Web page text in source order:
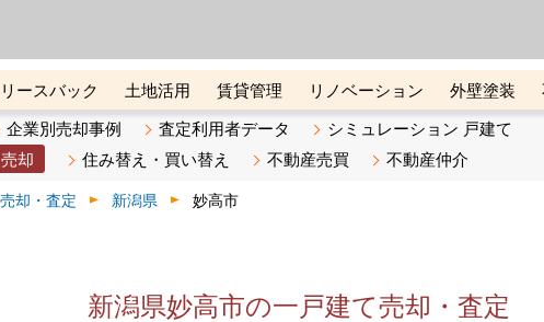
リースバック 土地活用 賃貸管理 リノベーション 外壁塗装
オンライン講座 リビンマガジンBiz 不動産売却ご相談デスク
企業別売却事例 査定利用者データ
シミュレーション 戸建て
却 住み替え・買い替え 不動産売買 不動産仲介
却・査定 新潟県 妙高市
新潟県妙高市の一戸建て売却・査定